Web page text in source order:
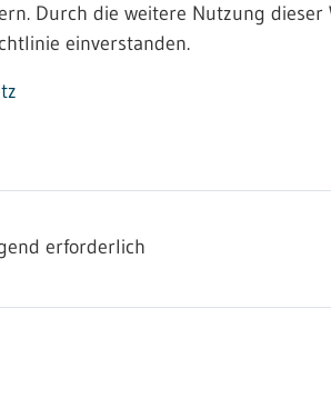
6
Durch die weitere Nutzung dieser
einverstanden.
erforderlich